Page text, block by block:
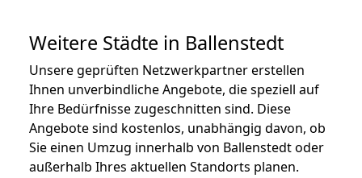
Weitere Städte in Ballenstedt
Unsere geprüften Netzwerkpartner erstellen
Ihnen unverbindliche Angebote, die speziell auf
Ihre Bedürfnisse zugeschnitten sind. Diese
Angebote sind kostenlos, unabhängig davon, ob
Sie einen Umzug innerhalb von Ballenstedt oder
außerhalb Ihres aktuellen Standorts planen.